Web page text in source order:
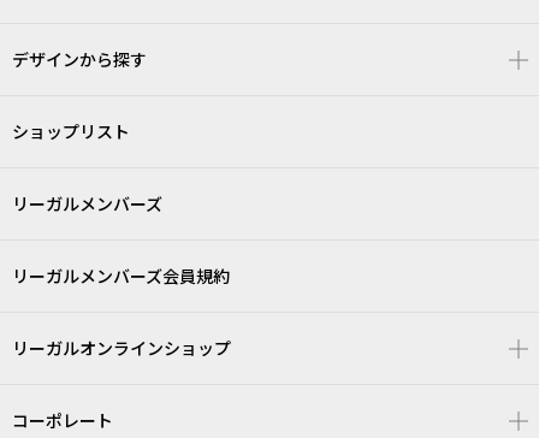
デザインから探す
ショップリスト
リーガルメンバーズ
リーガルメンバーズ会員規約
リーガルオンラインショップ
コーポレート